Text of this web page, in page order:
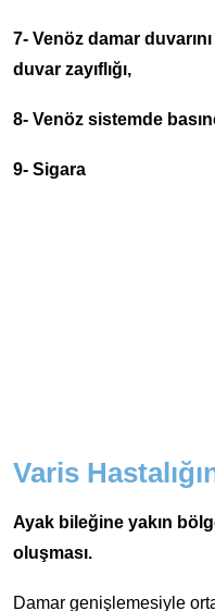
7- Venöz damar
duvar zayıflığı,
8- Venöz sistemde
9- Sigara
Varis
Ayak bileğine yakın
oluşması.
Damar genişlemesiyle